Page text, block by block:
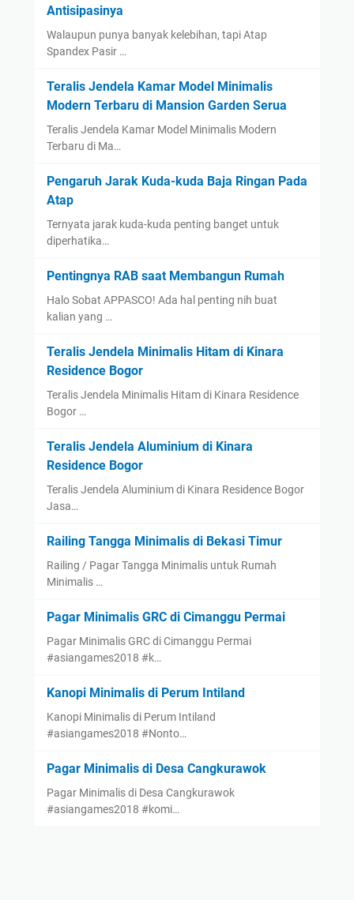
Antisipasinya
Walaupun punya banyak kelebihan, tapi Atap
Spandex Pasir …
Teralis Jendela Kamar Model Minimalis
Modern Terbaru di Mansion Garden Serua
Teralis Jendela Kamar Model Minimalis Modern
Terbaru di Ma…
Pengaruh Jarak Kuda-kuda Baja Ringan Pada
Atap
Ternyata jarak kuda-kuda penting banget untuk
diperhatika…
Pentingnya RAB saat Membangun Rumah
Halo Sobat APPASCO! Ada hal penting nih buat
kalian yang …
Teralis Jendela Minimalis Hitam di Kinara
Residence Bogor
Teralis Jendela Minimalis Hitam di Kinara Residence
Bogor …
Teralis Jendela Aluminium di Kinara
Residence Bogor
Teralis Jendela Aluminium di Kinara Residence Bogor
Jasa…
Railing Tangga Minimalis di Bekasi Timur
Railing / Pagar Tangga Minimalis untuk Rumah
Minimalis …
Pagar Minimalis GRC di Cimanggu Permai
Pagar Minimalis GRC di Cimanggu Permai
#asiangames2018 #k…
Kanopi Minimalis di Perum Intiland
Kanopi Minimalis di Perum Intiland
#asiangames2018 #Nonto…
Pagar Minimalis di Desa Cangkurawok
Pagar Minimalis di Desa Cangkurawok
#asiangames2018 #komi…